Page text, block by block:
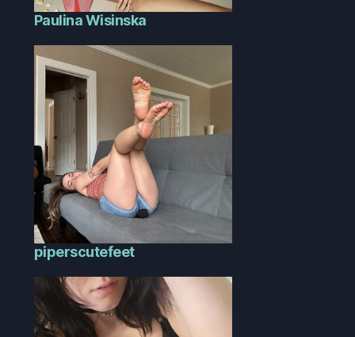
Paulina Wisinska
piperscutefeet